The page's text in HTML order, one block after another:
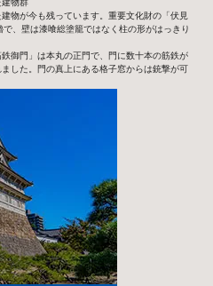
物群
物が今も残っています。重要文化財の「伏見
、壁は漆喰総塗籠ではなく柱の形がはっきり
御門」は本丸の正門で、門に数十本の筋鉄が
した。門の真上にある格子窓からは銃撃が可